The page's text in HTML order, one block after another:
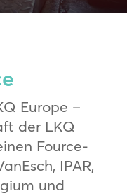
Europe –
der LKQ
Fource-
IPAR,
und